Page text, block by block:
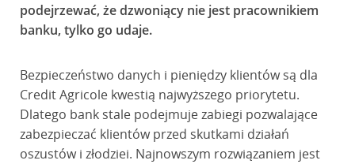
podejrzewać, że dzwoniący nie jest pracownikiem
banku, tylko go udaje.
Bezpieczeństwo danych i pieniędzy klientów są dla
Credit Agricole kwestią najwyższego priorytetu.
Dlatego bank stale podejmuje zabiegi pozwalające
zabezpieczać klientów przed skutkami działań
oszustów i złodziei. Najnowszym rozwiązaniem jest